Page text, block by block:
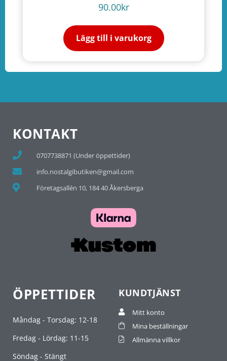
90.00kr
Lägg till i varukorg
KONTAKT
0707738871 (Under öppettider)
info.nostalgibutiken@gmail.com
Företagsallén 10, 184 40 Åkersberga
ÖPPETTIDER
Måndag - Torsdag: 12-18
Fredag - Lördag: 11-15
Söndag - Stängt
KUNDTJÄNST
Mitt konto
Mina beställningar
Allmänna villkor